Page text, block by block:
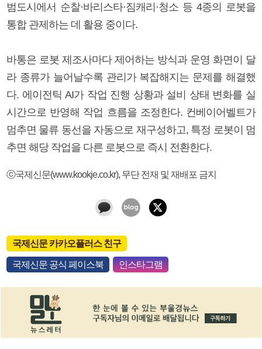
범도시에서 순찰·바리스타·짐캐리·청소 등 4종의 로봇을
통합 관제하는 데 활용 중이다.
바통은 로봇 제조사마다 제어하는 방식과 운영 화면이 달
라 종류가 늘어날수록 관리가 복잡해지는 문제를 해결했
다. 에이전틱 AI가 작업 진행 상황과 설비 상태 변화를 실
시간으로 반영해 작업 흐름을 조정한다. 컨베이어벨트가
멈추면 물류 동선을 자동으로 재구성하고, 특정 로봇이 멈
추면 해당 작업을 다른 로봇으로 즉시 전환한다.
ⓒ국제신문(www.kookje.co.kr), 무단 전재 및 재배포 금지
국제신문 카카오플러스 친구
국제신문 공식 페이스북 인스타그램